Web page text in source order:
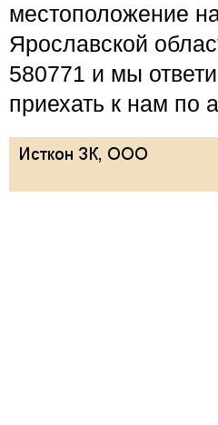
местоположение
Ярославской
580771 и мы
приехать к нам по